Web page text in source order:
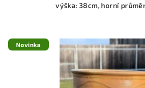
výška: 38cm, horní
Novinka